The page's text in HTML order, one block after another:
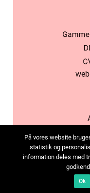
På vores website
statistik og
information deles med
Ok